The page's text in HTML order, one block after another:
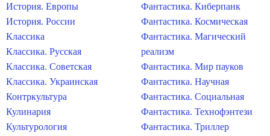
История. Европы
История. России
Классика
Классика. Русская
Классика. Советская
Классика. Украинская
Контркультура
Кулинария
Культурология
Фантастика. Киберпанк
Фантастика. Космическая
Фантастика. Магический
реализм
Фантастика. Мир пауков
Фантастика. Научная
Фантастика. Социальная
Фантастика. Технофэнтези
Фантастика. Триллер